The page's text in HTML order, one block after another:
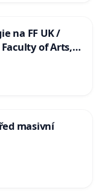
na FF UK /
of Arts,
masivní